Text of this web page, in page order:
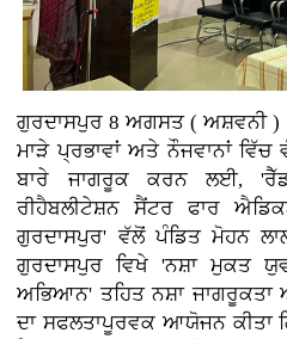
ਗੁਰਦਾਸਪੁਰ 8 ਅਗਸਤ ( ਅਸ਼ਵਨੀ )
ਮਾੜੇ ਪ੍ਰਭਾਵਾਂ ਅਤੇ ਨੌਜਵਾਨਾਂ ਵਿੱਚ
ਬਾਰੇ ਜਾਗਰੂਕ ਕਰਨ ਲਈ,
ਰੀਹੈਬਲੀਟੇਸ਼ਨ ਸੈਂਟਰ ਫਾਰ
ਗੁਰਦਾਸਪੁਰ' ਵੱਲੋਂ ਪੰਡਿਤ ਮੋਹਨ
ਗੁਰਦਾਸਪੁਰ ਵਿਖੇ 'ਨਸ਼ਾ ਮੁਕਤ
ਅਭਿਆਨ' ਤਹਿਤ ਨਸ਼ਾ
ਦਾ ਸਫਲਤਾਪੂਰਵਕ ਆਯੋਜਨ